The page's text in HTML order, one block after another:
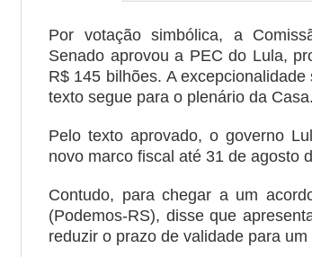
Por votação simbólica, a
Senado aprovou a PEC do Lula,
R$ 145 bilhões. A
texto segue para o plenário da Casa.
Pelo texto aprovado, o governo
novo marco fiscal até 31 de agosto
Contudo, para chegar a um
(Podemos-RS), disse que
reduzir o prazo de validade para um